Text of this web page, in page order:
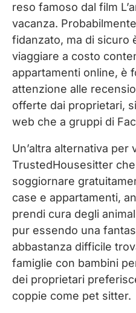
reso famoso dal film
vacanza.
fidanzato, ma di sicuro
viaggiare a costo
appartamenti online, è
attenzione alle
offerte dai proprietari,
web che a gruppi di
Un’altra alternativa per
TrustedHousesitter
soggiornare
case e appartamenti,
prendi cura degli
pur essendo una
abbastanza difficile
famiglie con bambini
dei proprietari
coppie come pet sitter.